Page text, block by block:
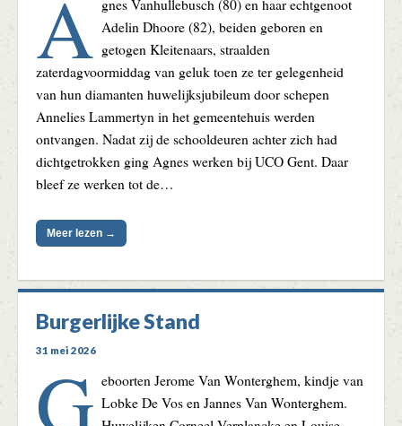
A gnes Vanhullebusch (80) en haar echtgenoot
Adelin Dhoore (82), beiden geboren en
getogen Kleitenaars, straalden
zaterdagvoormiddag van geluk toen ze ter gelegenheid
van hun diamanten huwelijksjubileum door schepen
Annelies Lammertyn in het gemeentehuis werden
ontvangen. Nadat zij de schooldeuren achter zich had
dichtgetrokken ging Agnes werken bij UCO Gent. Daar
bleef ze werken tot de…
Meer lezen →
Burgerlijke Stand
31 mei 2026
G eboorten Jerome Van Wonterghem, kindje van
Lobke De Vos en Jannes Van Wonterghem.